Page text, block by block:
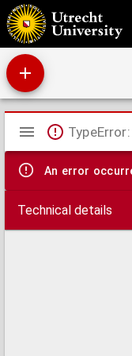
Behandeling van het paard in
afrigting...
Mirador
viewer
An error
Technical details